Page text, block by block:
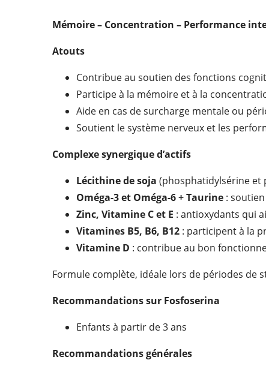
Mémoire – Concentration – Performance
Atouts
Contribue au soutien des fonctions
Participe à la mémoire et à la
Aide en cas de surcharge mentale ou
Soutient le système nerveux et les
Complexe synergique d’actifs
Lécithine de soja (phosphatidylsérine et
Oméga-3 et Oméga-6 + Taurine :
Zinc, Vitamine C et E : antioxydants qui
Vitamines B5, B6, B12 : participent à la
Vitamine D : contribue au bon
Formule complète, idéale lors de périodes de
Recommandations sur Fosfoserina
Enfants à partir de 3 ans
Recommandations générales